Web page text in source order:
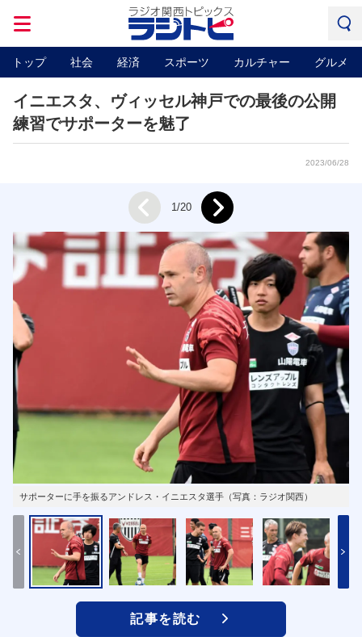
トップ 社会 経済 スポーツ カルチャー グルメ
イニエスタ、ヴィッセル神戸での最後の公開
練習でサポーターを魅了
2023/06/28
サポーターに手を振るアンドレス・イニエスタ選手（写真：ラジオ関西）
1/20
記事を読む